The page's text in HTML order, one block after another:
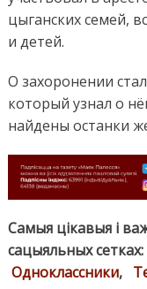
цыганских семей,
и детей.
О захоронении
который узнал о
найдены останки
Самыя цікавыя і
сацыяльных сетках:
Одноклассники,